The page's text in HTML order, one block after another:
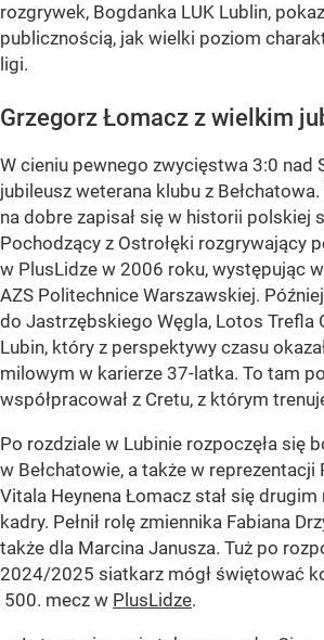
rozgrywek, Bogdanka LUK Lublin,
publicznością, jak wielki poziom
ligi.
Grzegorz Łomacz z wielkim
W cieniu pewnego zwycięstwa 3:0 nad
jubileusz weterana klubu z
na dobre zapisał się w historii polskiej
Pochodzący z Ostrołęki rozgrywający
w PlusLidze w 2006 roku, występując
AZS Politechnice Warszawskiej.
do Jastrzębskiego Węgla, Lotos Trefla
Lubin, który z perspektywy czasu
milowym w karierze 37-latka. To tam
współpracował z Cretu, z którym
Po rozdziale w Lubinie rozpoczęła się
w Bełchatowie, a także w reprezentacji
Vitala Heynena Łomacz stał się
kadry. Pełnił rolę zmiennika Fabiana
także dla Marcina Janusza. Tuż po
2024/2025 siatkarz mógł świętować
500. mecz w PlusLidze.